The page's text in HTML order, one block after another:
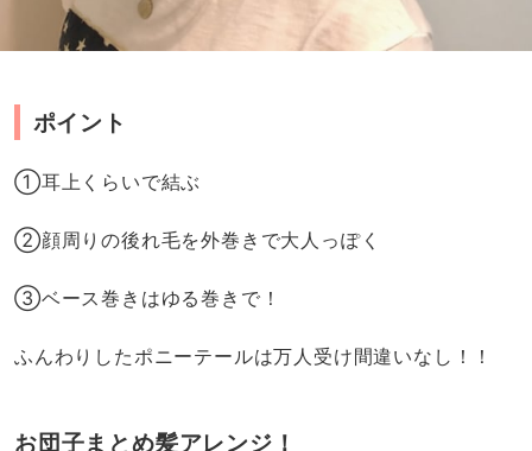
ポイント
①耳上くらいで結ぶ
②顔周りの後れ毛を外巻きで大人っぽく
③ベース巻きはゆる巻きで！
ふんわりしたポニーテールは万人受け間違いなし！！
お団子まとめ髪アレンジ！